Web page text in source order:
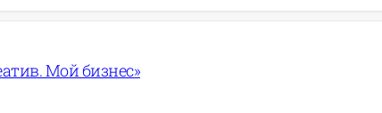
Мой бизнес»